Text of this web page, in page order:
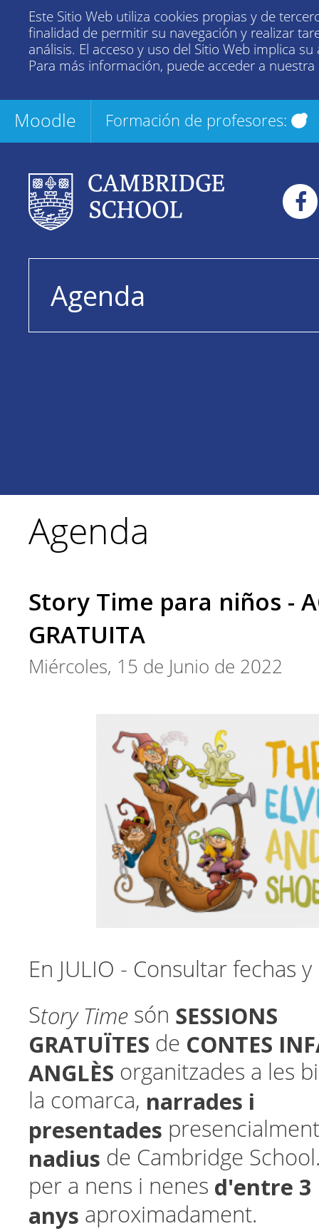
Este Sitio Web utiliza cookies propias y de
finalidad de permitir su navegación y realizar
análisis. El acceso y uso del Sitio Web implica su
Para más información, puede acceder a nuestra
Moodle Formación de profesores:
Agenda
Agenda
Story Time para niños -
GRATUITA
Miércoles, 15 de Junio de 2022
En JULIO - Consultar fechas
Story Time són SESSIONS
GRATUÏTES de CONTES
ANGLÈS organitzades a les
la comarca, narrades i
presentades
nadius de Cambridge
per a nens i nenes d'entre 3
anys aproximadament.